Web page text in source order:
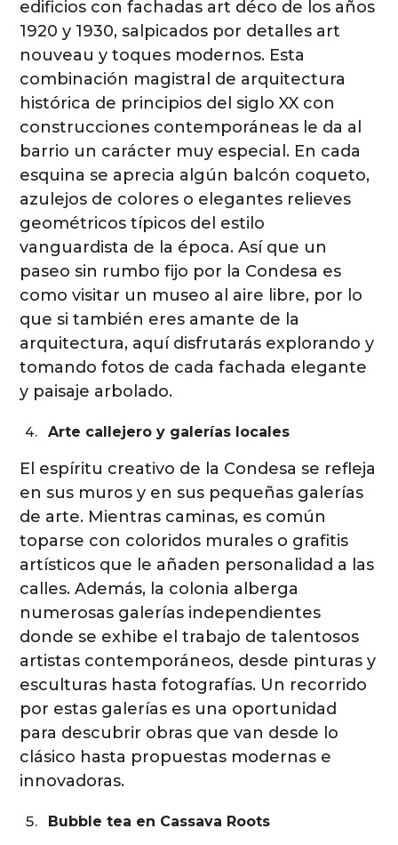
edificios con fachadas art déco de los años
1920 y 1930, salpicados por detalles art
nouveau y toques modernos. Esta
combinación magistral de arquitectura
histórica de principios del siglo XX con
construcciones contemporáneas le da al
barrio un carácter muy especial. En cada
esquina se aprecia algún balcón coqueto,
azulejos de colores o elegantes relieves
geométricos típicos del estilo
vanguardista de la época. Así que un
paseo sin rumbo fijo por la Condesa es
como visitar un museo al aire libre, por lo
que si también eres amante de la
arquitectura, aquí disfrutarás explorando y
tomando fotos de cada fachada elegante
y paisaje arbolado.
Arte callejero y galerías locales
El espíritu creativo de la Condesa se refleja
en sus muros y en sus pequeñas galerías
de arte. Mientras caminas, es común
toparse con coloridos murales o grafitis
artísticos que le añaden personalidad a las
calles. Además, la colonia alberga
numerosas galerías independientes
donde se exhibe el trabajo de talentosos
artistas contemporáneos, desde pinturas y
esculturas hasta fotografías. Un recorrido
por estas galerías es una oportunidad
para descubrir obras que van desde lo
clásico hasta propuestas modernas e
innovadoras.
Bubble tea en Cassava Roots